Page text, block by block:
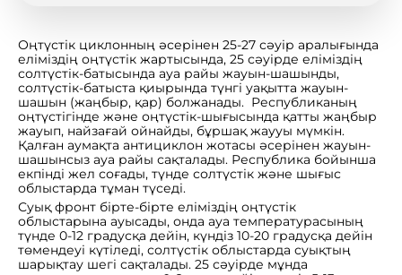
Оңтүстік циклонның әсерінен 25-27 сәуір аралығында
еліміздің оңтүстік жартысында, 25 сәуірде еліміздің
солтүстік-батысында ауа райы жауын-шашынды,
солтүстік-батыста қиырында түнгі уақытта жауын-
шашын (жаңбыр, қар) болжанады. Республиканың
оңтүстігінде және оңтүстік-шығысында қатты жаңбыр
жауып, найзағай ойнайды, бұршақ жаууы мүмкін.
Қалған аумақта антициклон жотасы әсерінен жауын-
шашынсыз ауа райы сақталады. Республика бойынша
екпінді жел соғады, түнде солтүстік және шығыс
облыстарда тұман түседі.
Суық фронт бірте-бірте еліміздің оңтүстік
облыстарына ауысады, онда ауа температурасының
түнде 0-12 градусқа дейін, күндіз 10-20 градусқа дейін
төмендеуі күтіледі, солтүстік облыстарда суықтың
шарықтау шегі сақталады. 25 сәуірде мұнда